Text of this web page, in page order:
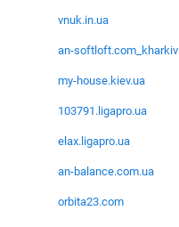
vnuk.in.ua
an-softloft.com_kharkiv
my-house.kiev.ua
103791.ligapro.ua
elax.ligapro.ua
an-balance.com.ua
orbita23.com